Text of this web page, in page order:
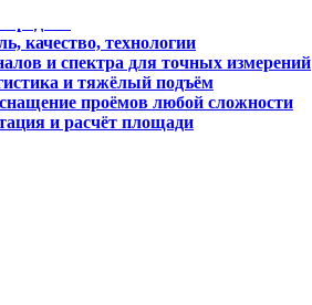
качество, технологии
и спектра для точных измерений
и тяжёлый подъём
проёмов любой сложности
и расчёт площади
кредита